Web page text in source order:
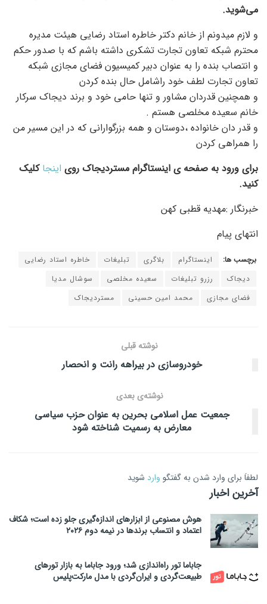
می‌شوید.
و لازم میدونم از خانم دکتر خاطره استاد رضایی هیئت مدیره
محترم شبکه تعاون تجارت تشکری داشته باشم که با صدور حکم
و انتصاب بنده را به عنوان دبیر کمیسیون فضای مجازی شبکه
تعاون تجارت لطف خود راشامل حال بنده کردن
و همچنین قدردان مشاور و تنها حامی خود و برند دیجاک سرکار
خانم سعیده مخلصی هستم .
و قدر دان خانواده ،دوستان و همه بزرگوارانی که در این مسیر من
را همراهی کردن
برای ورود به صفحه ی اینستاگرام مستردیجاک روی اینجا کلیک
کنید.
خبرنگار :مهدیه قطبی کهن
انتهای پیام
برچسب ها: اینستاگرام بلاگری تبلیغات
خاطره استاد رضایی
دیجاک
رزرو تبلیغات سعیده مخلصی
سوشال مدیا
فضای مجازی
محمد امین حسینی مستردیجاک
نوشته قبلی
خودروسازی در بیراهه رانت و انحصار
نوشته‌ی بعدی
جمعیت عمل اسلامی بحرین به عنوان حزب سیاسی
معارض به رسمیت شناخته شود
لطفاَ برای وارد شدن به گفتگو وارد شوید
آخرین اخبار
هوش مصنوعی از ابزارهای اندازه‌گیری جلو زده است؛ شکاف
اعتماد و انتساب برندها در نیمه دوم ۲۰۲۶
جاباما تور راه‌اندازی شد؛ ورود جاباما به بازار تورهای
طبیعت‌گردی و ایران‌گردی با مدل مارکت‌پلیس